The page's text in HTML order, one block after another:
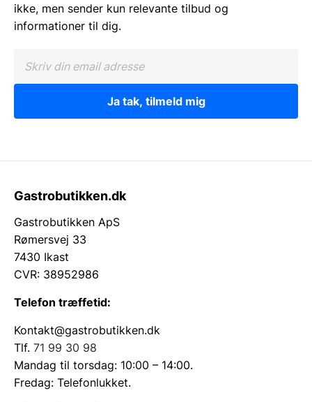
ikke, men sender kun relevante tilbud og
informationer til dig.
Ja tak, tilmeld mig
Gastrobutikken.dk
Gastrobutikken ApS
Rømersvej 33
7430 Ikast
CVR: 38952986
Telefon træffetid:
Kontakt@gastrobutikken.dk
Tlf. 71 99 30 98
Mandag til torsdag: 10:00 – 14:00.
Fredag: Telefonlukket.